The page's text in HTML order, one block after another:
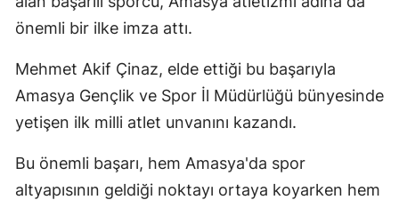
önemli bir ilke imza attı.
Mehmet Akif Çinaz, elde ettiği bu başarıyla
Amasya Gençlik ve Spor İl Müdürlüğü bünyesinde
yetişen ilk milli atlet unvanını kazandı.
Bu önemli başarı, hem Amasya'da spor
altyapısının geldiği noktayı ortaya koyarken hem